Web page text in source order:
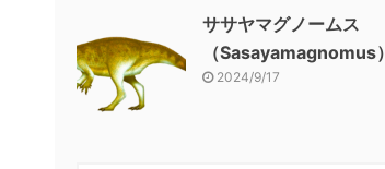
ササヤマグノームス
（Sasayamagnomus）
2024/9/17